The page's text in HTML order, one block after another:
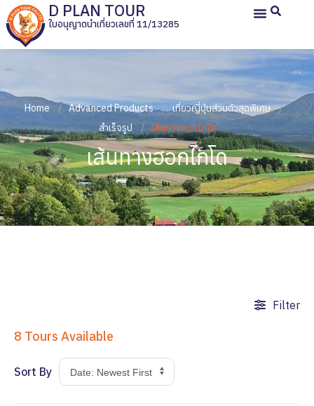
D PLAN TOUR
ใบอนุญาตนำเที่ยวเลขที่ 11/13285
Home Advanced Products
เที่ยวญี่ปุ่นส่วนตัวสุดพิเศษ
สำเร็จรูป
เส้นทางฮอกไกโด
เส้นทางฮอกไกโด
Filter
8 Tours Available
Sort By